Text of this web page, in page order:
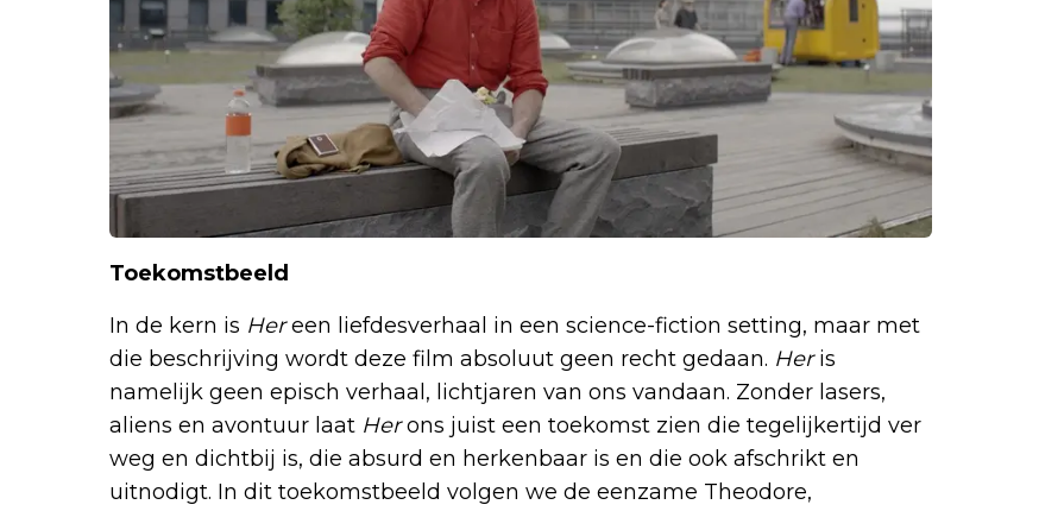
Toekomstbeeld
In de kern is Hereen liefdesverhaal in een science-fiction setting, maar met
die beschrijving wordt deze film absoluut geen recht gedaan. Heris
namelijk geen episch verhaal, lichtjaren van ons vandaan. Zonder lasers,
aliens en avontuur laat Herons juist een toekomst zien die tegelijkertijd ver
weg en dichtbij is, die absurd en herkenbaar is en die ook afschrikt en
uitnodigt. In dit toekomstbeeld volgen we de eenzame Theodore,